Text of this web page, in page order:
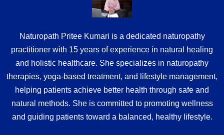
Naturopath Pritee Kumari is a dedicated naturopathy
practitioner with 15 years of experience in natural healing
and holistic healthcare. She specializes in naturopathy
therapies, yoga-based treatment, and lifestyle management,
helping patients achieve better health through safe and
natural methods. She is committed to promoting wellness
and guiding patients toward a balanced, healthy lifestyle.